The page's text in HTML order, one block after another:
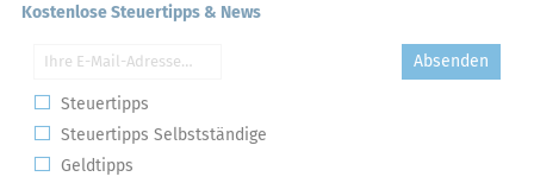
Kostenlose Steuertipps & News
Absenden
Steuertipps
Steuertipps Selbstständige
Geldtipps